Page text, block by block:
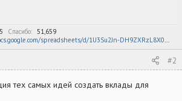
Спасибо
51,659
https://docs.google.com/spreadsheets/d/1U3Su2Jn-DH9ZXRzL8X0PQajcLWDDyKHP/
#2
тех самых идей создать вклады для